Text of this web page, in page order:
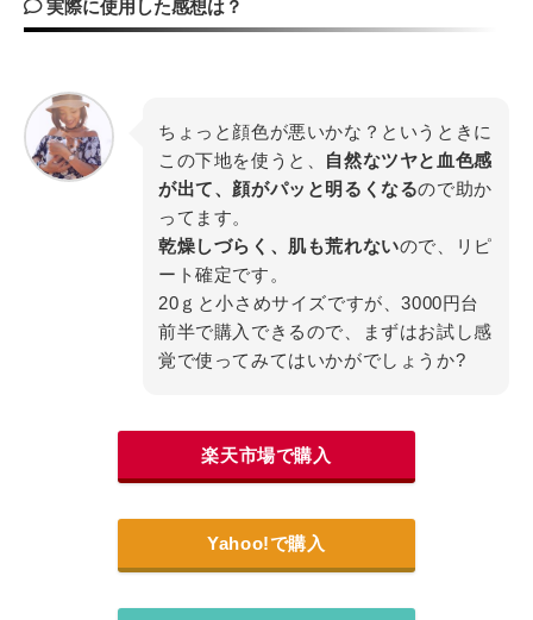
実際に使用した感想は？
ちょっと顔色が悪いかな？というときに
この下地を使うと、 自然なツヤと血色感
が出て、顔がパッと明るくなるので助か
ってます。
乾燥しづらく、肌も荒れないので、リピ
ート確定です。
20ｇと小さめサイズですが、3000円台
前半で購入できるので、まずはお試し感
覚で使ってみてはいかがでしょうか?
楽天市場で購入
Yahoo!で購入